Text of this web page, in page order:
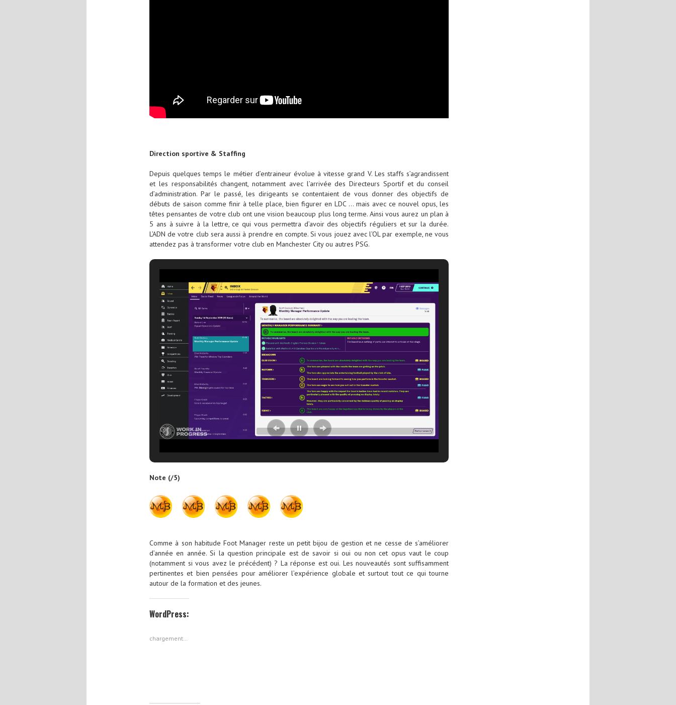
Direction sportive & Staffing
Depuis quelques temps le métier d’entraineur évolue à vitesse grand V. Les staffs s’agrandissent
et les responsabilités changent, notamment avec l’arrivée des Directeurs Sportif et du conseil
d’administration. Par le passé, les dirigeants se contentaient de vous donner des objectifs de
débuts de saison comme finir à telle place, bien figurer en LDC … mais avec ce nouvel opus, les
têtes pensantes de votre club ont une vision beaucoup plus long terme. Ainsi vous aurez un plan à
5 ans à suivre à la lettre, ce qui vous permettra d’avoir des objectifs réguliers et sur la durée.
L’ADN de votre club sera aussi à prendre en compte. Si vous jouez avec l’OL par exemple, ne vous
attendez pas à transformer votre club en Manchester City ou autres PSG.
Note (/5)
Comme à son habitude Foot Manager reste un petit bijou de gestion et ne cesse de s’améliorer
d’année en année. Si la question principale est de savoir si oui ou non cet opus vaut le coup
(notamment si vous avez le précédent) ? La réponse est oui. Les nouveautés sont suffisamment
pertinentes et bien pensées pour améliorer l’expérience globale et surtout tout ce qui tourne
autour de la formation et des jeunes.
WordPress:
chargement…